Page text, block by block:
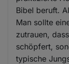
Bibel beruft.
Man sollte
zutrauen,
schöpfert,
typische